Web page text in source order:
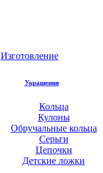
Изготовление
Украшения
Кольца
Кулоны
Обручальные кольца
Серьги
Цепочки
Детские ложки